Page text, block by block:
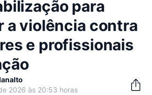
para
a violência contra
e profissionais
2026 às 20:53 horas